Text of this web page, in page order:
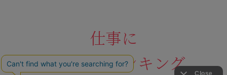
仕事に
おすすめランキング